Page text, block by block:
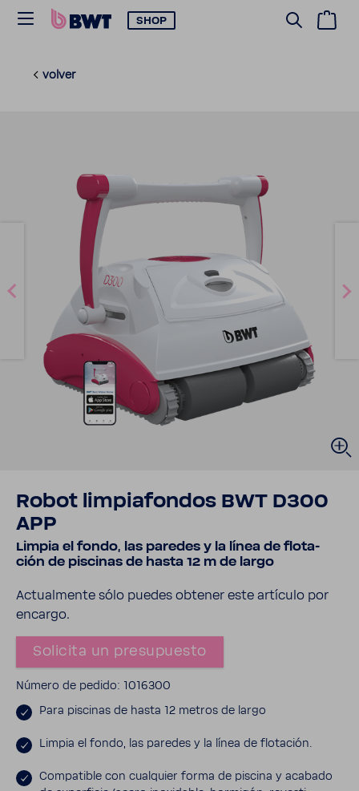
SHOP
volver
Robot limpia­fondos BWT D300
APP
Limpia el fondo, las paredes y la línea de flota­
ción de piscinas de hasta 12 m de largo
Actual­mente sólo puedes obtener este artículo por
encargo.
Soli­cita un presu­puesto
Número de pedido: 1016300
Para piscinas de hasta 12 metros de largo
Limpia el fondo, las paredes y la línea de flota­ción.
Compa­tible con cual­quier forma de piscina y acabado